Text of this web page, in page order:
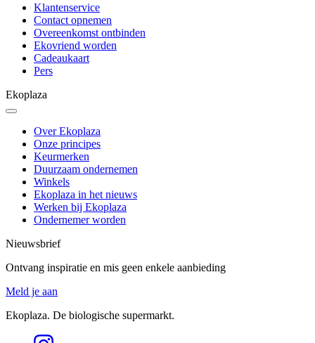
Klantenservice
Contact opnemen
Overeenkomst ontbinden
Ekovriend worden
Cadeaukaart
Pers
Ekoplaza
Over Ekoplaza
Onze principes
Keurmerken
Duurzaam ondernemen
Winkels
Ekoplaza in het nieuws
Werken bij Ekoplaza
Ondernemer worden
Nieuwsbrief
Ontvang inspiratie en mis geen enkele aanbieding
Meld je aan
Ekoplaza. De biologische supermarkt.